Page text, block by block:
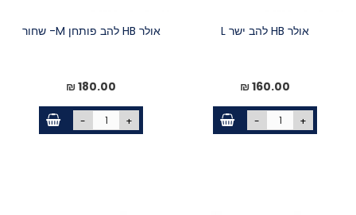
אולר HB להב ישר L
160.00 ₪
- +
אולר HB להב פותחן M- שחור
180.00 ₪
- +